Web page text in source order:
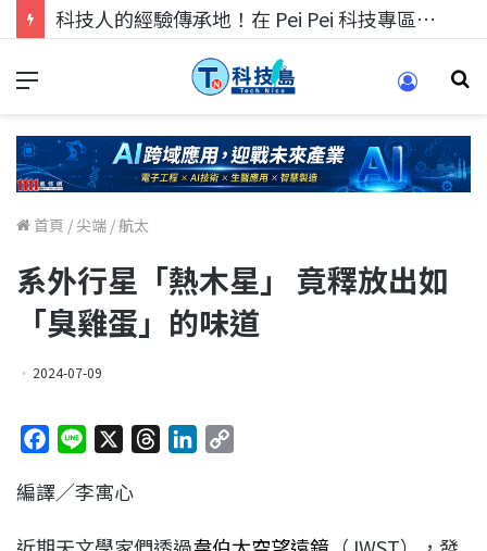
科技人的經驗傳承地！在 Pei Pei 科技專區，與學弟妹交流最硬核的技術
首頁 /尖端 /航太
系外行星「熱木星」 竟釋放出如
「臭雞蛋」的味道
2024-07-09
c
n
編譯／李寓心